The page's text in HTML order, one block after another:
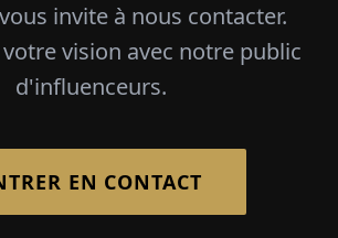
invite à nous contacter.
vision avec notre public
d'influenceurs.
EN CONTACT